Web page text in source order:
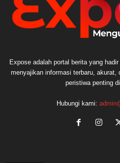
Expose adalah portal berita yang
menyajikan informasi terbaru, akurat,
peristiwa penting
Hubungi kami: